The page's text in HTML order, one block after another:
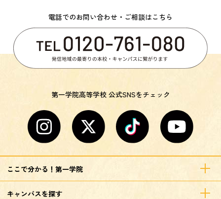
電話でのお問い合わせ・ご相談はこちら
第一学院高等学校 公式SNSをチェック
ここで分かる！第一学院
キャンパスを探す